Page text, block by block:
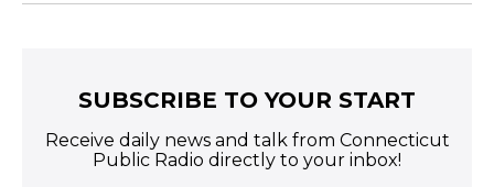
SUBSCRIBE TO YOUR START
Receive daily news and talk from Connecticut
Public Radio directly to your inbox!